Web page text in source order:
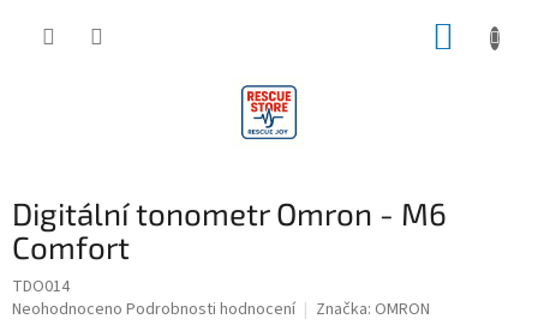
Digitální tonometr Omron - M6
Comfort
TDO014
Průměrné
Neohodnoceno Podrobnosti hodnocení Značka: OMRON